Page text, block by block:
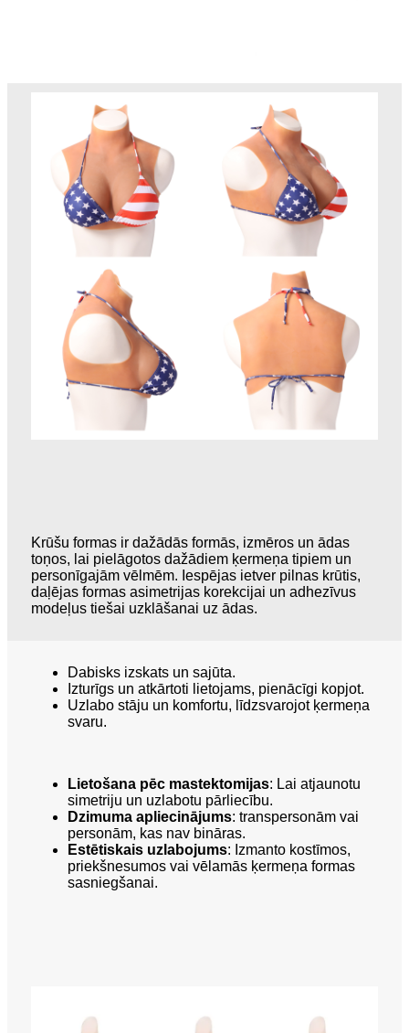
Krūšu formas ir dažādās formās, izmēros un ādas
toņos, lai pielāgotos dažādiem ķermeņa tipiem un
personīgajām vēlmēm. Iespējas ietver pilnas krūtis,
daļējas formas asimetrijas korekcijai un adhezīvus
modeļus tiešai uzklāšanai uz ādas.
Dabisks izskats un sajūta.
Izturīgs un atkārtoti lietojams, pienācīgi kopjot.
Uzlabo stāju un komfortu, līdzsvarojot ķermeņa
svaru.
Lietošana pēc mastektomijas: Lai atjaunotu
simetriju un uzlabotu pārliecību.
Dzimuma apliecinājums: transpersonām vai
personām, kas nav bināras.
Estētiskais uzlabojums: Izmanto kostīmos,
priekšnesumos vai vēlamās ķermeņa formas
sasniegšanai.